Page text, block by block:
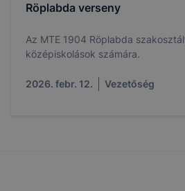
Röplabda verseny
Az MTE 1904 Röplabda
középiskolások számára.
2026. febr. 12. Vezetőség